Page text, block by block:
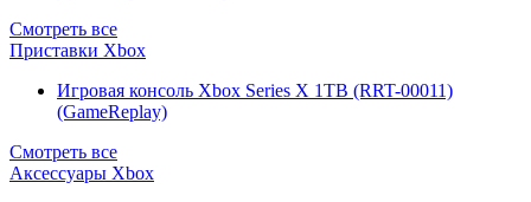
Смотреть все
Приставки Xbox
Игровая консоль Xbox Series X 1TB (RRT-00011)
(GameReplay)
Смотреть все
Аксессуары Xbox